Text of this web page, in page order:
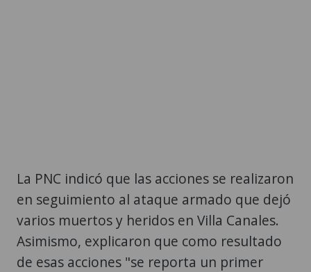
La PNC indicó que las acciones se realizaron
en seguimiento al ataque armado que dejó
varios muertos y heridos en Villa Canales.
Asimismo, explicaron que como resultado
de esas acciones "se reporta un primer